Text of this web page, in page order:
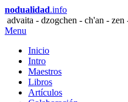
nodualidad.info
advaita - dzogchen - ch'an - zen
Menu
Inicio
Intro
Maestros
Libros
Artículos